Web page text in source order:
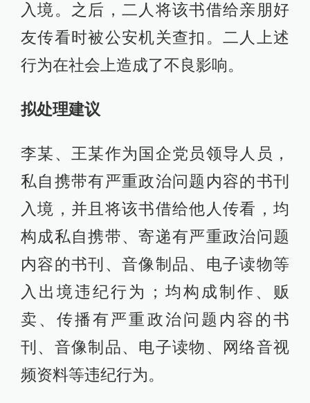
入境。之后，二人将该书借给亲朋好
友传看时被公安机关查扣。二人上述
行为在社会上造成了不良影响。
拟处理建议
李某、王某作为国企党员领导人员，
私自携带有严重政治问题内容的书刊
入境，并且将该书借给他人传看，均
构成私自携带、寄递有严重政治问题
内容的书刊、音像制品、电子读物等
入出境违纪行为；均构成制作、贩
卖、传播有严重政治问题内容的书
刊、音像制品、电子读物、网络音视
频资料等违纪行为。